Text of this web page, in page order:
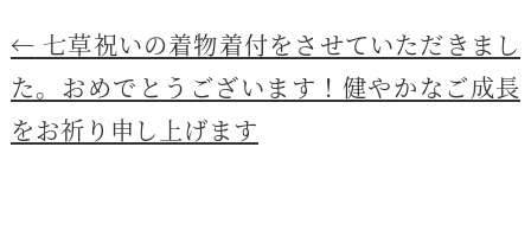
e
b
o
← 七草祝いの着物着付をさせていただきまし
た。おめでとうございます！健やかなご成長
をお祈り申し上げます